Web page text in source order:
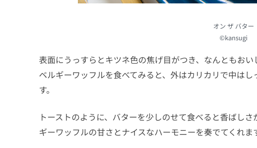
オン ザ バター
©kansugi
表面にうっすらとキツネ色の焦げ目がつき、なんともお
ベルギーワッフルを食べてみると、外はカリカリで中は
す。
トーストのように、バターを少しのせて食べると香ばし
ギーワッフルの甘さとナイスなハーモニーを奏でてくれま